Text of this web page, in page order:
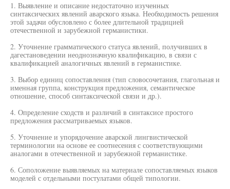
1. Выявление и описание недостаточно изученных
синтаксических явлений аварского языка. Необходимость решения
этой задачи обусловлено с более длительной традицией
отечественной и зарубежной германистики.
2. Уточнение грамматического статуса явлений, получивших в
дагестановедении неоднозначную квалификацию, в связи с
квалификацией аналогичных явлений в германистике.
3. Выбор единиц сопоставления (тип словосочетания, глагольная и
именная группа, конструкция предложения, семантическое
отношение, способ синтаксической связи и др.).
4. Определение сходств и различий в синтаксисе простого
предложения рассматриваемых языков.
5. Уточнение и упорядочение аварской лингвистической
терминологии на основе ее соотнесения с соответствующими
аналогами в отечественной и зарубежной германистике.
6. Соположение выявляемых на материале сопоставляемых языков
моделей с отдельными постулатами общей типологии.